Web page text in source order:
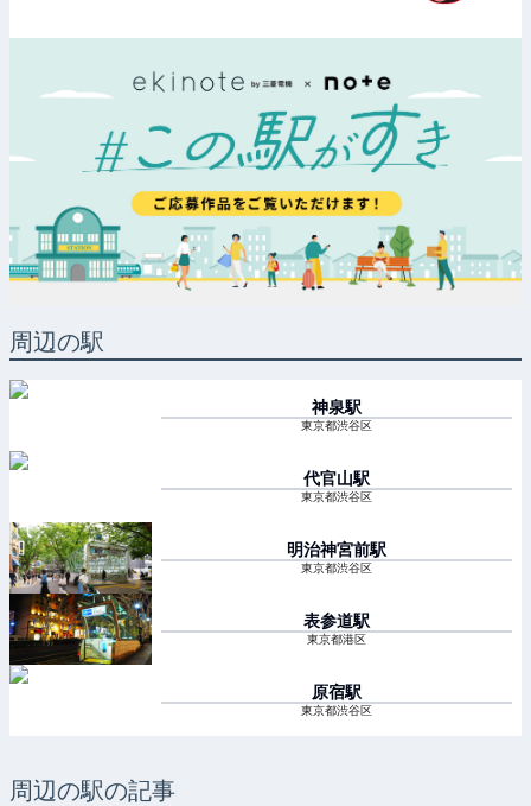
周辺の駅
神泉駅
東京都渋谷区
代官山駅
東京都渋谷区
明治神宮前駅
東京都渋谷区
表参道駅
東京都港区
原宿駅
東京都渋谷区
周辺の駅の記事